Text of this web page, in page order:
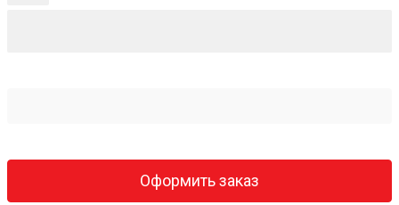
Оформить заказ